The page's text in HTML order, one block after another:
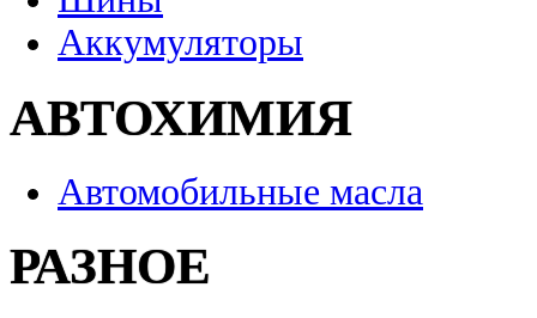
Аккумуляторы
АВТОХИМИЯ
Автомобильные масла
РАЗНОЕ